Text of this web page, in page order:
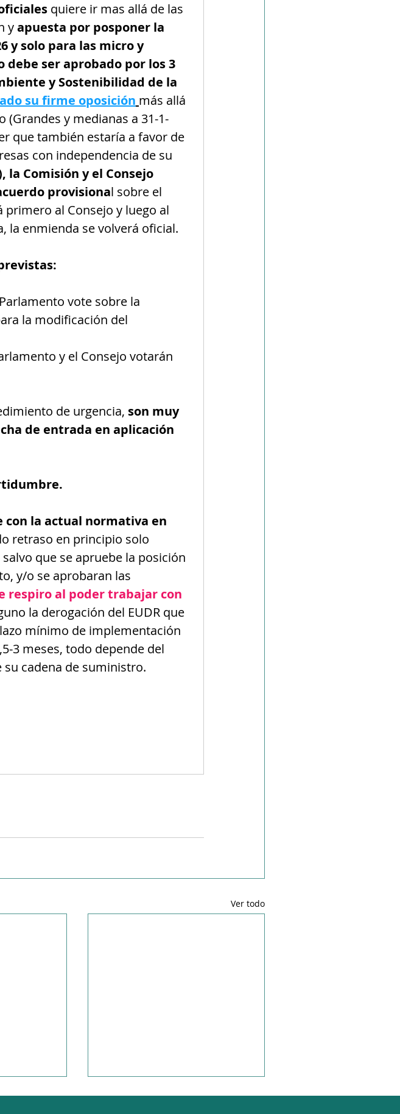
quiere ir mas allá de las
y apuesta por posponer la
y solo para las micro y
debe ser aprobado por los 3
y Sostenibilidad de la
su firme oposición más allá
y medianas a 31-1-
que también estaría a favor de
con independencia de su
la Comisión y el Consejo
provisional sobre el
primero al Consejo y luego al
la enmienda se volverá oficial.
vote sobre la
la modificación del
y el Consejo votarán
de urgencia, son muy
de entrada en aplicación
con la actual normativa en
retraso en principio solo
que se apruebe la posición
y/o se aprobaran las
respiro al poder trabajar con
la derogación del EUDR que
mínimo de implementación
3 meses, todo depende del
cadena de suministro.
Ver todo